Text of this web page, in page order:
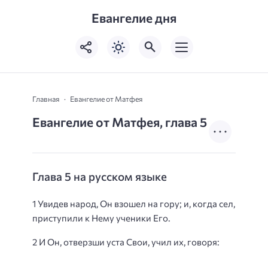
Евангелие дня
Главная Евангелие от Матфея
Евангелие от Матфея, глава 5
Глава 5 на русском языке
1 Увидев народ, Он взошел на гору; и, когда сел,
приступили к Нему ученики Его.
2 И Он, отверзши уста Свои, учил их, говоря: